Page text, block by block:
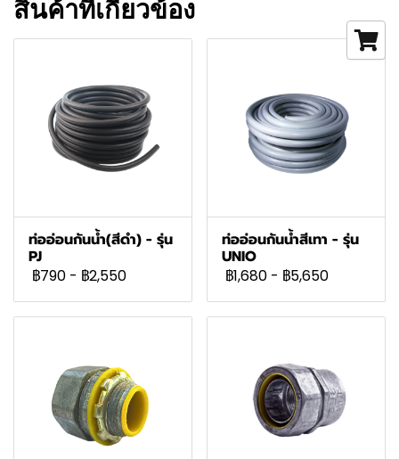
สินค้าที่เกี่ยวข้อง
ท่ออ่อนกันน้ำ(สีดำ) - รุ่น
PJ
฿790 - ฿2,550
ท่ออ่อนกันน้ำสีเทา - รุ่น
UNIO
฿1,680 - ฿5,650